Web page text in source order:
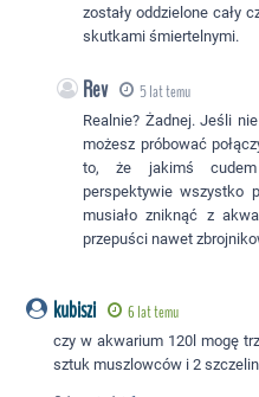
zostały oddzielone cały
skutkami śmiertelnymi.
Rev 5 lat temu
Realnie? Żadnej. Jeśli
możesz próbować
to, że jakimś
perspektywie wszystko
musiało zniknąć z
przepuści nawet
kubiszi 6 lat temu
czy w akwarium 120l mogę
sztuk muszlowców i 2